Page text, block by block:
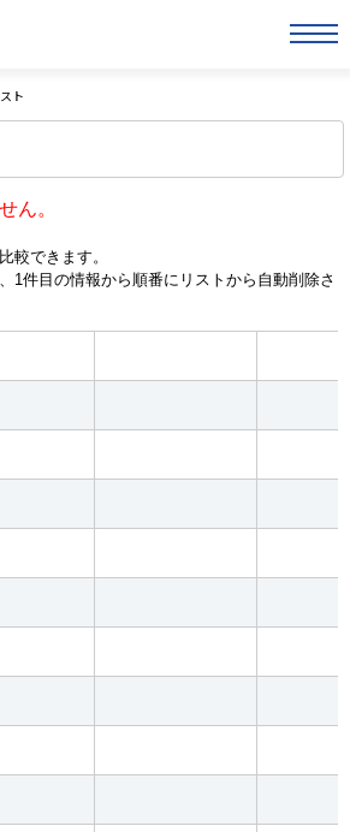
ト
ん。
較できます。
1件目の情報から順番にリストから自動削除さ